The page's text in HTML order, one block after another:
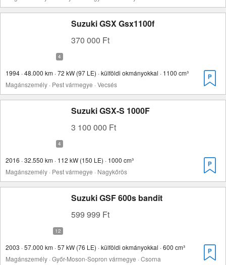
Suzuki GSX Gsx1100f
370 000 Ft
1994 · 48.000 km · 72 kW (97 LE) · külföldi okmányokkal · 1100 cm³
Magánszemély · Pest vármegye · Vecsés
Suzuki GSX-S 1000F
3 100 000 Ft
2016 · 32.550 km · 112 kW (150 LE) · 1000 cm³
Magánszemély · Pest vármegye · Nagykőrös
Suzuki GSF 600s bandit
599 999 Ft
2003 · 57.000 km · 57 kW (76 LE) · külföldi okmányokkal · 600 cm³
Magánszemély · Győr-Moson-Sopron vármegye · Csorna